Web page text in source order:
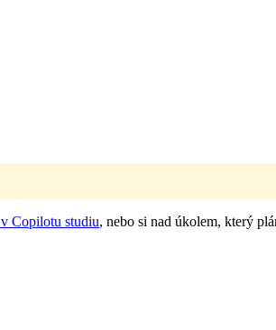
Copilotu studiu, nebo si nad úkolem, který